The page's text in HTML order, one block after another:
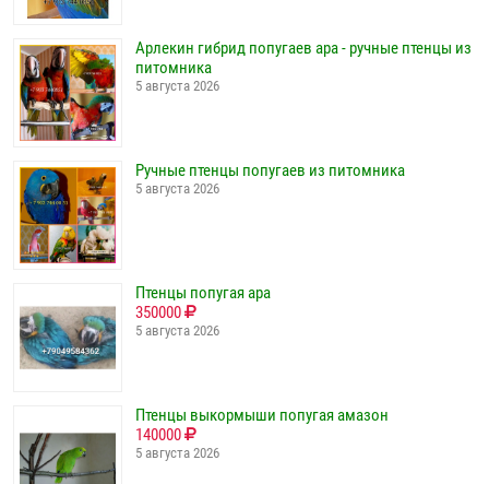
Арлекин гибрид попугаев ара - ручные птенцы из
питомника
5 августа 2026
Ручные птенцы попугаев из питомника
5 августа 2026
Птенцы попугая ара
350000
5 августа 2026
Птенцы выкормыши попугая амазон
140000
5 августа 2026